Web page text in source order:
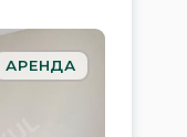
АРЕНДА